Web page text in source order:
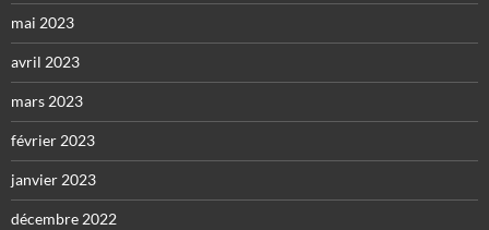
mai 2023
avril 2023
mars 2023
février 2023
janvier 2023
décembre 2022